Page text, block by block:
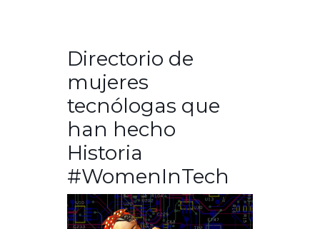
Directorio de
mujeres
tecnólogas que
han hecho
Historia
#WomenInTech